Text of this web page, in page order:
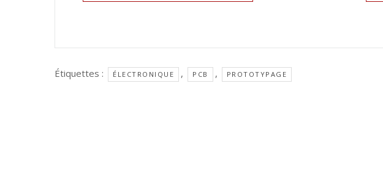
Étiquettes : ÉLECTRONIQUE , PCB , PROTOTYPAGE